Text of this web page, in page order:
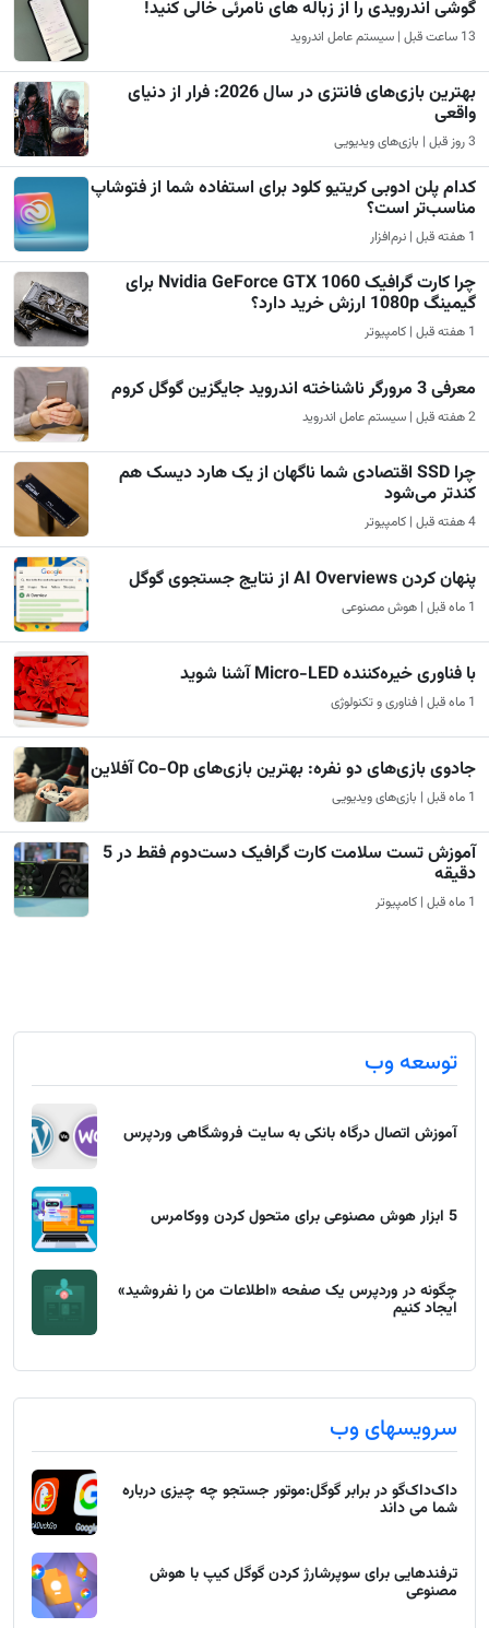
گوشی اندرویدی را از زباله های نامرئی خالی کنید!
13 ساعت قبل | سیستم عامل اندروید
بهترین بازی‌های فانتزی در سال 2026: فرار از دنیای
واقعی
3 روز قبل | بازی‌های ویدیویی
کدام پلن ادوبی کریتیو کلود برای استفاده شما از فتوشاپ
مناسب‌تر است؟
1 هفته قبل | نرم‌افزار
چرا کارت گرافیک Nvidia GeForce GTX 1060 برای
گیمینگ 1080p ارزش خرید دارد؟
1 هفته قبل | کامپیوتر
معرفی 3 مرورگر ناشناخته اندروید جایگزین گوگل کروم
2 هفته قبل | سیستم عامل اندروید
چرا SSD اقتصادی شما ناگهان از یک هارد دیسک هم
کندتر می‌شود
4 هفته قبل | کامپیوتر
پنهان کردن AI Overviews از نتایج جستجوی گوگل
1 ماه قبل | هوش مصنوعی
با فناوری خیره‌کننده Micro-LED آشنا شوید
1 ماه قبل | فناوری و تکنولوژی
جادوی بازی‌های دو نفره: بهترین بازی‌های Co-Op آفلاین
1 ماه قبل | بازی‌های ویدیویی
آموزش تست سلامت کارت گرافیک دست‌دوم فقط در 5
دقیقه
1 ماه قبل | کامپیوتر
توسعه وب
آموزش اتصال درگاه بانکی به سایت فروشگاهی وردپرس
5 ابزار هوش مصنوعی برای متحول کردن ووکامرس
چگونه در وردپرس یک صفحه «اطلاعات من را نفروشید»
ایجاد کنیم
سرویسهای وب
داک‌داک‌گو در برابر گوگل:موتور جستجو چه چیزی درباره
شما می داند
ترفندهایی برای سوپرشارژ کردن گوگل کیپ با هوش
مصنوعی